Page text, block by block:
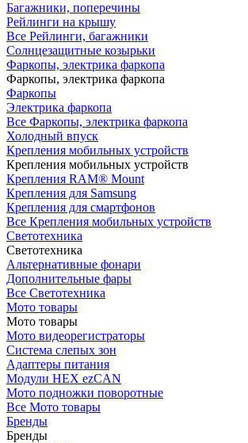
Багажники, поперечины
Рейлинги на крышу
Все Рейлинги, багажники
Солнцезащитные козырьки
Фаркопы, электрика фаркопа
Фаркопы, электрика фаркопа
Фаркопы
Электрика фаркопа
Все Фаркопы, электрика фаркопа
Холодный впуск
Крепления мобильных устройств
Крепления мобильных устройств
Крепления RAM® Mount
Крепления для Samsung
Крепления для смартфонов
Все Крепления мобильных устройств
Светотехника
Светотехника
Альтернативные фонари
Дополнительные фары
Все Светотехника
Мото товары
Мото товары
Мото видеорегистраторы
Система слепых зон
Адаптеры питания
Модули HEX ezCAN
Мото подножки поворотные
Все Мото товары
Бренды
Бренды